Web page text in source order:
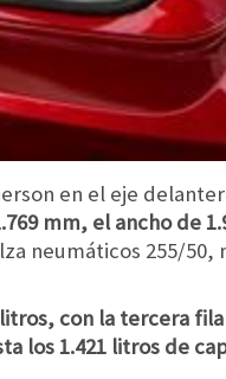
en el eje
mm, el ancho de
neumáticos 255/
con la tercera
los 1.421 litros de